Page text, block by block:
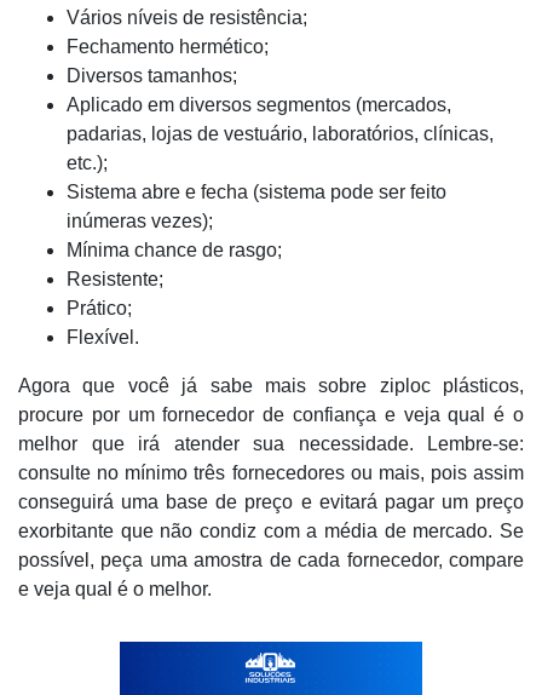
Vários níveis de resistência;
Fechamento hermético;
Diversos tamanhos;
Aplicado em diversos segmentos (mercados,
padarias, lojas de vestuário, laboratórios, clínicas,
etc.);
Sistema abre e fecha (sistema pode ser feito
inúmeras vezes);
Mínima chance de rasgo;
Resistente;
Prático;
Flexível.
Agora que você já sabe mais sobre ziploc plásticos,
procure por um fornecedor de confiança e veja qual é o
melhor que irá atender sua necessidade. Lembre-se:
consulte no mínimo três fornecedores ou mais, pois assim
conseguirá uma base de preço e evitará pagar um preço
exorbitante que não condiz com a média de mercado. Se
possível, peça uma amostra de cada fornecedor, compare
e veja qual é o melhor.